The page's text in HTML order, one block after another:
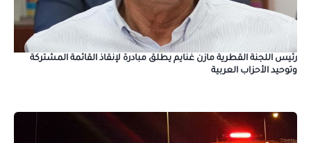
رئيس اللجنة القطرية مازن غنايم يطلق مبادرة لإنقاذ القائمة المشتركة
وتوحيد الأحزاب العربية